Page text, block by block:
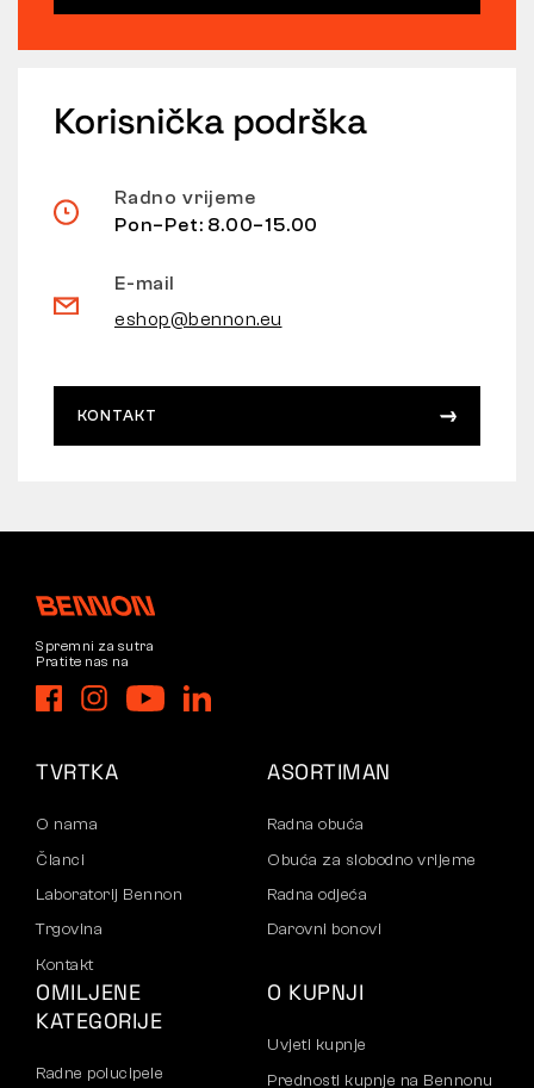
Korisnička podrška
Radno vrijeme
Pon–Pet: 8.00–15.00
E-mail
eshop@bennon.eu
KONTAKT
Spremni za sutra
Pratite nas na
TVRTKA
O nama
Članci
Laboratorij Bennon
Trgovina
Kontakt
ASORTIMAN
Radna obuća
Obuća za slobodno vrijeme
Radna odjeća
Darovni bonovi
OMILJENE
KATEGORIJE
Radne polucipele
O KUPNJI
Uvjeti kupnje
Prednosti kupnje na Bennonu